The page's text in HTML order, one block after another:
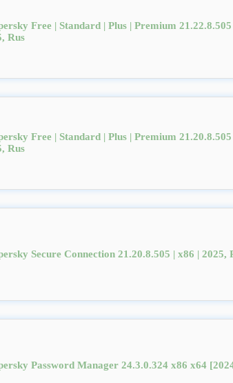
Free | Standard | Plus | Premium
Rus
Free | Standard | Plus | Premium
Rus
Secure Connection 21.20.8.505 | x86 | 2025,
Password Manager 24.3.0.324 x86 x64